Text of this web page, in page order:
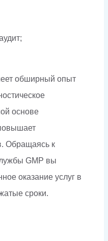
обширный опыт
основе
Обращаясь к
GMP вы
оказание услуг в
сроки.